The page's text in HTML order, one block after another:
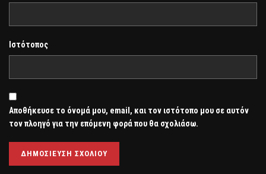
Ιστότοπος
Αποθήκευσε το όνομά μου, email, και τον ιστότοπο μου σε αυτόν
τον πλοηγό για την επόμενη φορά που θα σχολιάσω.